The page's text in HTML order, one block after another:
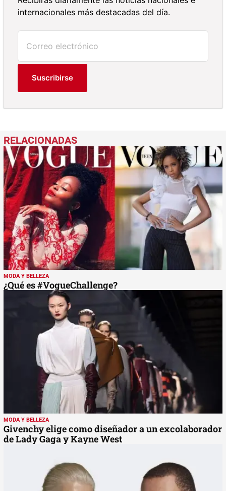
internacionales más destacadas del día.
Suscribirse
MODA Y BELLEZA
¿Qué es #VogueChallenge?
MODA Y BELLEZA
Givenchy elige como diseñador a un excolaborador
de Lady Gaga y Kayne West